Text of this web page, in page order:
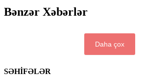
Bənzər Xəbərlər
Daha çox
SƏHİFƏLƏR